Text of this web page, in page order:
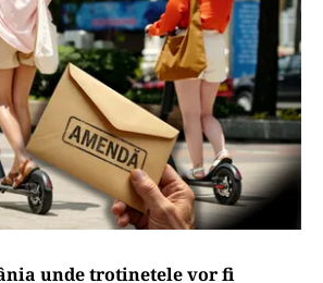
unde trotinetele vor fi